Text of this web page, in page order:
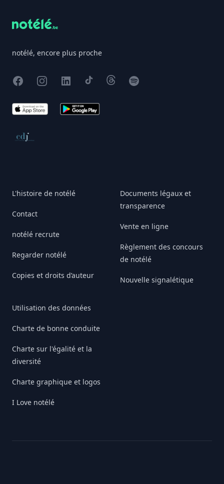
notélé, encore plus proche
FacebookInstagram
X TikTokThreadsSpotify
App Store Google Play
Conseil de déontologie journalistique
L'histoire de notélé
Contact
notélé recrute
Regarder notélé
Copies et droits d’auteur
Utilisation des données
Charte de bonne conduite
Charte sur l'égalité et la
diversité
Charte graphique et logos
I Love notélé
Documents légaux et
transparence
Vente en ligne
Règlement des concours
de notélé
Nouvelle signalétique